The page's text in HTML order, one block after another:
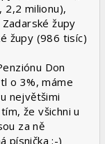
2,2 milionu),
župy
župy (986 tisíc)
Don
o 3%, máme
největšimi
že všichni u
za ně
písnička :-)